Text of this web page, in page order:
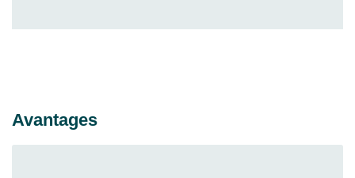
Avantages